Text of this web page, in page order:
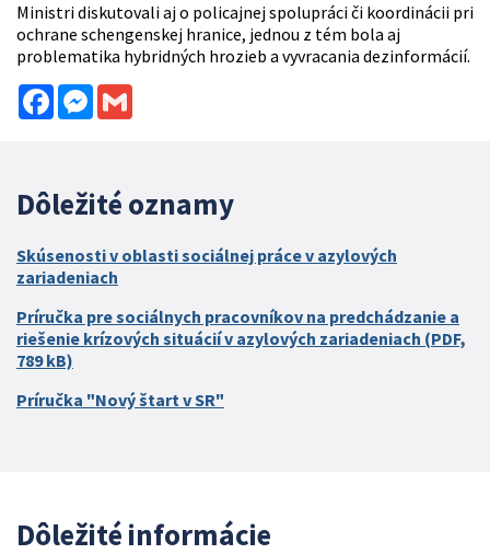
Ministri diskutovali aj o policajnej spolupráci či koordinácii pri
ochrane schengenskej hranice, jednou z tém bola aj
problematika hybridných hrozieb a vyvracania dezinformácií.
FacebookMessenger
Dôležité oznamy
Skúsenosti v oblasti sociálnej práce v azylových
zariadeniach
Príručka pre sociálnych pracovníkov na predchádzanie a
riešenie krízových situácií v azylových zariadeniach (PDF,
789 kB)
Príručka "Nový štart v SR"
Dôležité informácie